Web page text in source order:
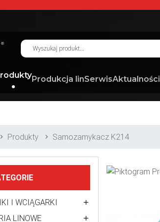
Produkcja linSerwisAktualności
Produkty Samozamykacz K214
I WCIĄGARKI
LINOWE